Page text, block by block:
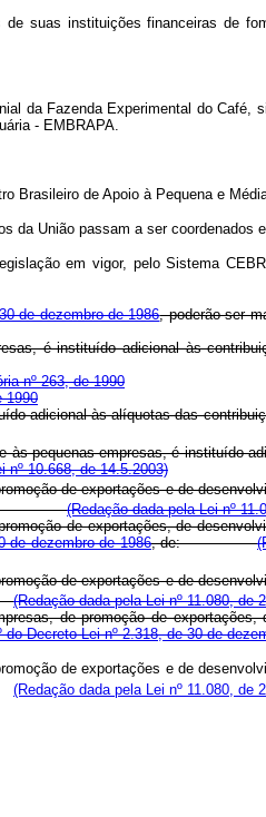
suas instituições financeiras de
da Fazenda Experimental do
- EMBRAPA.
Brasileiro de Apoio à Pequena e
União passam a ser
em vigor, pelo Sistema
de dezembro de 1986, poderão ser
é instituído adicional às
nº 263, de 1990
1990
adicional às alíquotas das
pequenas empresas, é instituído
nº 10.668, de 14.5.2003)
de exportações e de
(Redação dada pela Lei nº
de exportações, de
de dezembro de 1986, de:
de exportações e de
(Redação dada pela Lei nº 11.080, de
de promoção de
do Decreto-Lei nº 2.318, de 30 de
de exportações e de
(Redação dada pela Lei nº 11.080, de